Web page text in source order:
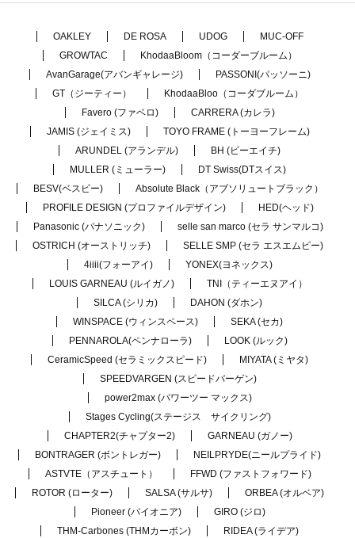
OAKLEY DE ROSA UDOG
MUC-OFF
GROWTAC
KhodaaBloom（コーダーブルーム）
AvanGarage(アバンギャレージ)
PASSONI(パッソーニ)
GT（ジーティー）
KhodaaBloo（コーダブルーム）
Favero (ファベロ)
CARRERA (カレラ)
JAMIS (ジェイミス)
TOYO FRAME (トーヨーフレーム)
ARUNDEL (アランデル)
BH (ビーエイチ)
MULLER (ミューラー)
DT Swiss(DTスイス)
BESV(ベスビー)
Absolute Black（アブソリュートブラック）
PROFILE DESIGN (プロファイルデザイン)
HED(ヘッド)
Panasonic (パナソニック)
selle san marco (セラ サンマルコ)
OSTRICH (オーストリッチ)
SELLE SMP (セラ エスエムピー)
4iiii(フォーアイ)
YONEX(ヨネックス)
LOUIS GARNEAU (ルイガノ)
TNI（ティーエヌアイ）
SILCA (シリカ)
DAHON (ダホン)
WINSPACE (ウィンスペース)
SEKA (セカ)
PENNAROLA(ペンナローラ)
LOOK (ルック)
CeramicSpeed (セラミックスピード)
MIYATA (ミヤタ)
SPEEDVARGEN (スピードバーゲン)
power2max (パワーツー マックス)
Stages Cycling(ステージス サイクリング)
CHAPTER2(チャプター2)
GARNEAU (ガノー)
BONTRAGER (ボントレガー)
NEILPRYDE(ニールプライド)
ASTVTE（アスチュート）
FFWD (ファストフォワード)
ROTOR (ローター)
SALSA (サルサ)
ORBEA (オルベア)
Pioneer (パイオニア)
GIRO (ジロ)
THM-Carbones (THMカーボン)
RIDEA (ライデア)